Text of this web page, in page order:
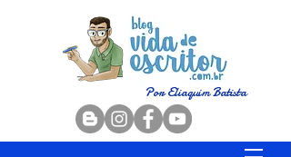
Por Eliaquim Batista